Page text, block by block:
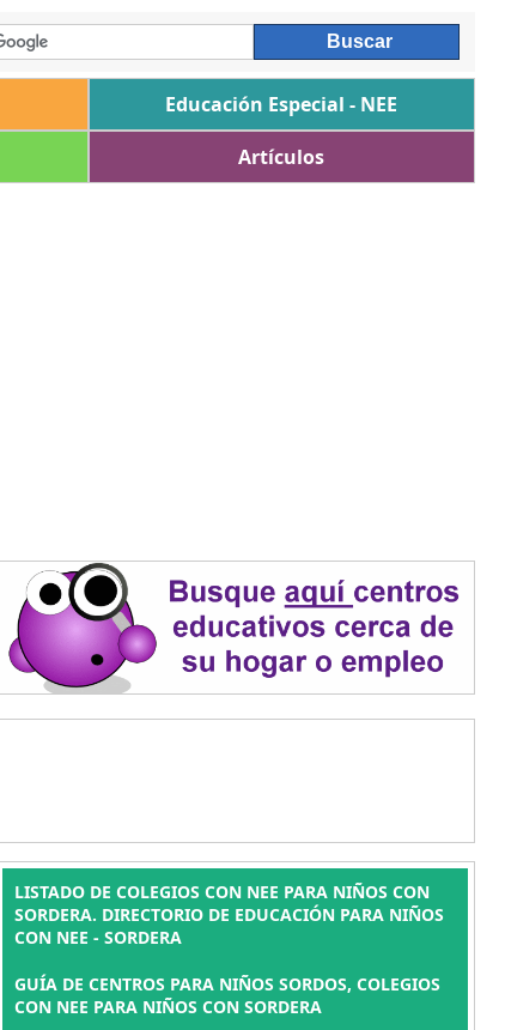
Educación Especial - NEE
Artículos
LISTADO DE COLEGIOS CON NEE PARA NIÑOS CON
SORDERA. DIRECTORIO DE EDUCACIÓN PARA NIÑOS
CON NEE - SORDERA
GUÍA DE CENTROS PARA NIÑOS SORDOS, COLEGIOS
CON NEE PARA NIÑOS CON SORDERA